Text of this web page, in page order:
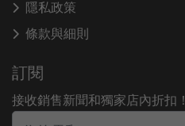
隱私政策
條款與細則
訂閱
接收銷售新聞和獨家店內折扣！